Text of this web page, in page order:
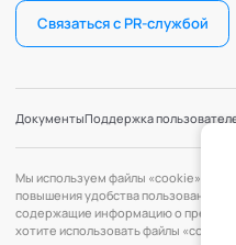
Связаться с PR-службой
ДокументыПоддержка
Мы используем файлы «cookie» с
повышения удобства пользования
содержащие информацию о
хотите использовать файлы